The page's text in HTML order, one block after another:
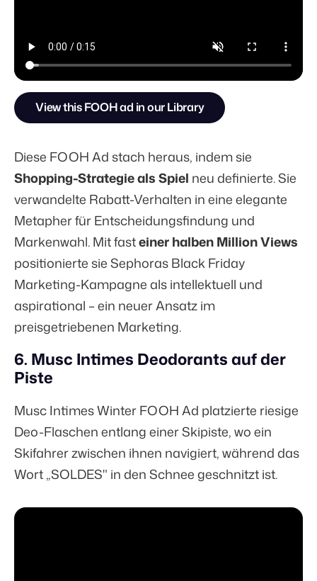
View this FOOH ad in our Library
Diese FOOH Ad stach heraus, indem sie
Shopping-Strategie als Spiel neu definierte. Sie
verwandelte Rabatt-Verhalten in eine elegante
Metapher für Entscheidungsfindung und
Markenwahl. Mit fasteiner halben Million Views
positionierte sie Sephoras Black Friday
Marketing-Kampagne als intellektuell und
aspirational – ein neuer Ansatz im
preisgetriebenen Marketing.
6. Musc Intimes Deodorants auf der
Piste
Musc Intimes Winter FOOH Ad platzierte riesige
Deo-Flaschen entlang einer Skipiste, wo ein
Skifahrer zwischen ihnen navigiert, während das
Wort „SOLDES" in den Schnee geschnitzt ist.